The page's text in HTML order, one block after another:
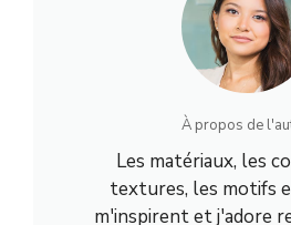
À propos de
Les matériaux, les
textures, les motifs
m'inspirent et j'adore